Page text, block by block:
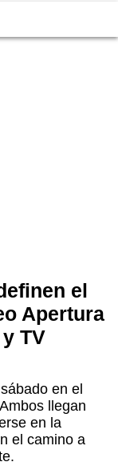
el
Apertura
TV
en el
llegan
en la
el camino a